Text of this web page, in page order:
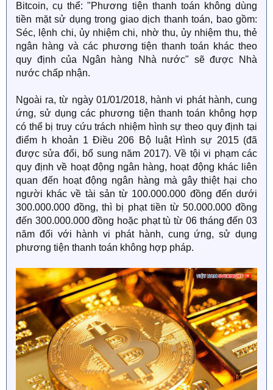
Bitcoin, cụ thể: "Phương tiện thanh toán không dùng
tiền mặt sử dụng trong giao dịch thanh toán, bao gồm:
Séc, lệnh chi, ủy nhiệm chi, nhờ thu, ủy nhiệm thu, thẻ
ngân hàng và các phương tiện thanh toán khác theo
quy định của Ngân hàng Nhà nước" sẽ được Nhà
nước chấp nhận.
Ngoài ra, từ ngày 01/01/2018, hành vi phát hành, cung
ứng, sử dụng các phương tiện thanh toán không hợp
có thể bị truy cứu trách nhiệm hình sự theo quy định tại
điểm h khoản 1 Điều 206 Bộ luật Hình sự 2015 (đã
được sửa đổi, bổ sung năm 2017). Về tội vi phạm các
quy định về hoạt động ngân hàng, hoạt động khác liên
quan đến hoạt động ngân hàng mà gây thiệt hại cho
người khác về tài sản từ 100.000.000 đồng đến dưới
300.000.000 đồng, thì bị phạt tiền từ 50.000.000 đồng
đến 300.000.000 đồng hoặc phạt tù từ 06 tháng đến 03
năm đối với hành vi phát hành, cung ứng, sử dụng
phương tiện thanh toán không hợp pháp.